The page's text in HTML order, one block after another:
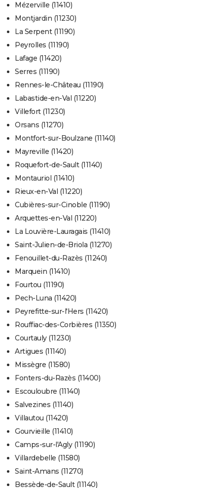
Mézerville (11410)
Montjardin (11230)
La Serpent (11190)
Peyrolles (11190)
Lafage (11420)
Serres (11190)
Rennes-le-Château (11190)
Labastide-en-Val (11220)
Villefort (11230)
Orsans (11270)
Montfort-sur-Boulzane (11140)
Mayreville (11420)
Roquefort-de-Sault (11140)
Montauriol (11410)
Rieux-en-Val (11220)
Cubières-sur-Cinoble (11190)
Arquettes-en-Val (11220)
La Louvière-Lauragais (11410)
Saint-Julien-de-Briola (11270)
Fenouillet-du-Razès (11240)
Marquein (11410)
Fourtou (11190)
Pech-Luna (11420)
Peyrefitte-sur-l'Hers (11420)
Rouffiac-des-Corbières (11350)
Courtauly (11230)
Artigues (11140)
Missègre (11580)
Fonters-du-Razès (11400)
Escouloubre (11140)
Salvezines (11140)
Villautou (11420)
Gourvieille (11410)
Camps-sur-l'Agly (11190)
Villardebelle (11580)
Saint-Amans (11270)
Bessède-de-Sault (11140)